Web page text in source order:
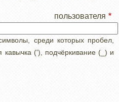
среди которых пробел,
('), подчёркивание (_) и